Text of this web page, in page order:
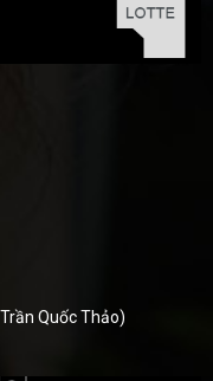
Quốc Thảo)